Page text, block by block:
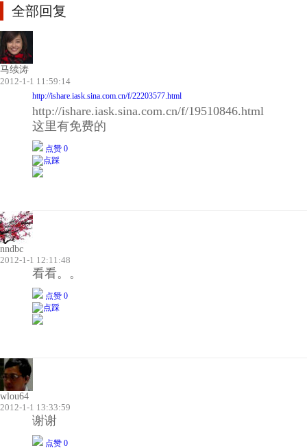
全部回复
马续涛
2012-1-1 11:59:14
http://ishare.iask.sina.com.cn/f/22203577.html
http://ishare.iask.sina.com.cn/f/19510846.html
这里有免费的
点赞 0
nndbc
2012-1-1 12:11:48
看看。。
点赞 0
wlou64
2012-1-1 13:33:59
谢谢
点赞 0